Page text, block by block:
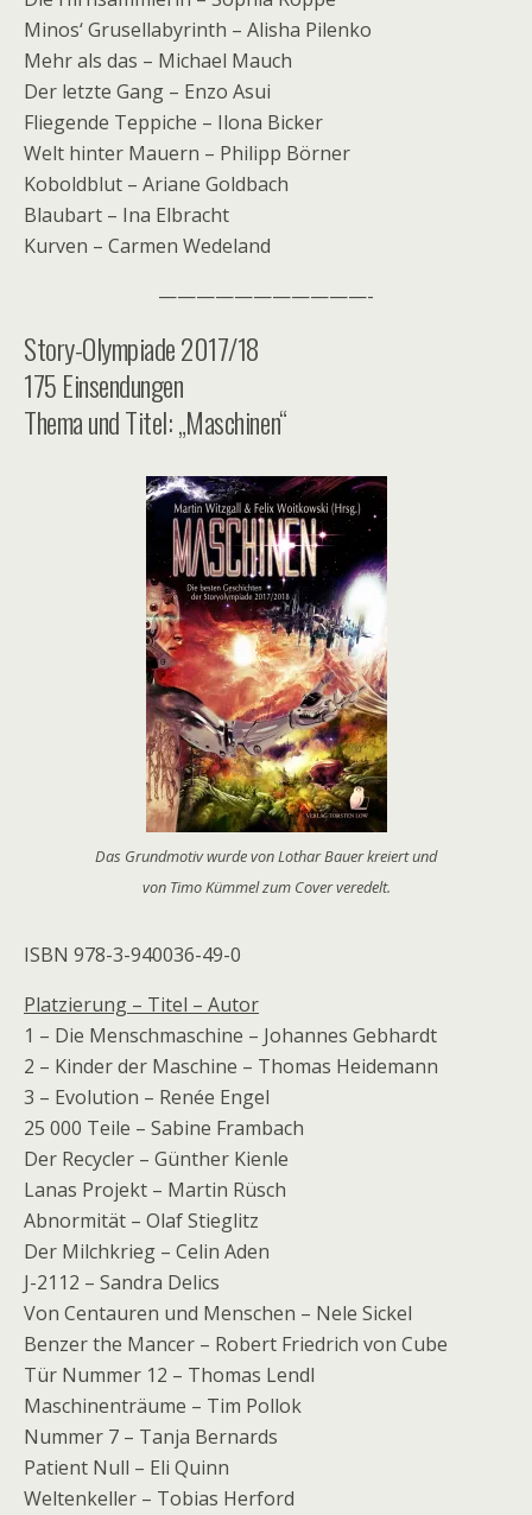
Minos‘ Grusellabyrinth – Alisha Pilenko
Mehr als das – Michael Mauch
Der letzte Gang – Enzo Asui
Fliegende Teppiche – Ilona Bicker
Welt hinter Mauern – Philipp Börner
Koboldblut – Ariane Goldbach
Blaubart – Ina Elbracht
Kurven – Carmen Wedeland
———————————-
Story-Olympiade 2017/18
175 Einsendungen
Thema und Titel: „Maschinen“
Das Grundmotiv wurde von Lothar Bauer kreiert und
von Timo Kümmel zum Cover veredelt.
ISBN 978-3-940036-49-0
Platzierung – Titel – Autor
1 – Die Menschmaschine – Johannes Gebhardt
2 – Kinder der Maschine – Thomas Heidemann
3 – Evolution – Renée Engel
25 000 Teile – Sabine Frambach
Der Recycler – Günther Kienle
Lanas Projekt – Martin Rüsch
Abnormität – Olaf Stieglitz
Der Milchkrieg – Celin Aden
J-2112 – Sandra Delics
Von Centauren und Menschen – Nele Sickel
Benzer the Mancer – Robert Friedrich von Cube
Tür Nummer 12 – Thomas Lendl
Maschinenträume – Tim Pollok
Nummer 7 – Tanja Bernards
Patient Null – Eli Quinn
Weltenkeller – Tobias Herford